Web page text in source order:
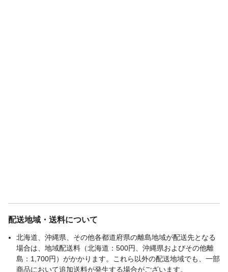
配送地域・送料について
北海道、沖縄県、その他各都道府県の離島地域が配送先となる
場合は、地域配送料（北海道：500円、沖縄県およびその他離
島：1,700円）がかかります。これら以外の配送地域でも、一部
商品において追加送料が発生する場合がございます。